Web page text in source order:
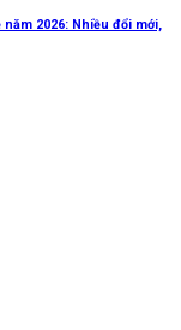
2026: Nhiều đổi mới,